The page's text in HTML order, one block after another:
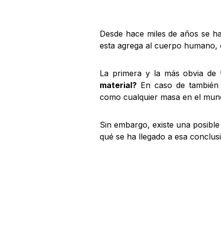
Desde hace miles de años se
esta agrega al cuerpo
La primera y la más obvia de
material? En caso de
como cualquier masa en el
Sin embargo, existe una
qué se ha llegado a esa